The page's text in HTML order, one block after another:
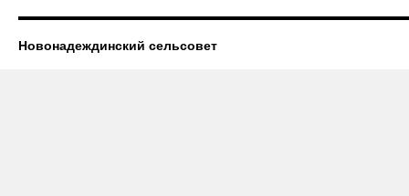
Новонадеждинский сельсовет